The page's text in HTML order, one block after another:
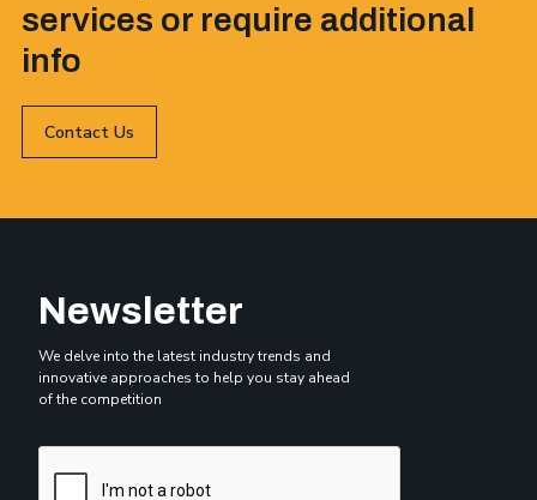
services or require additional
info
Contact Us
Newsletter
We delve into the latest industry trends and
innovative approaches to help you stay ahead
of the competition